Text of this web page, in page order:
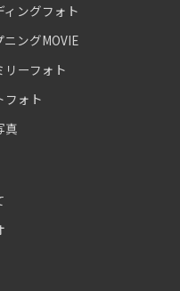
ィングフォト
ニングMOVIE
リーフォト
フォト
真